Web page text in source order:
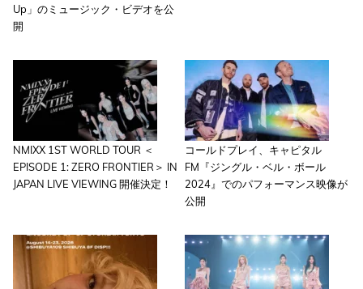
Up」のミュージック・ビデオを公
開
NMIXX 1ST WORLD TOUR ＜
EPISODE 1: ZERO FRONTIER＞ IN
JAPAN LIVE VIEWING 開催決定！
コールドプレイ、キャピタル
FM『ジングル・ベル・ボール
2024』でのパフォーマンス映像が
公開